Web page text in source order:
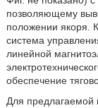
позволяющему
положении якоря.
система
линейной
обеспечение
Для предлагаемой